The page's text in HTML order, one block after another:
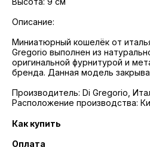
Описание:
Миниатюрный кошелёк от
Gregorio выполнен из
оригинальной фурнитурой и
бренда. Данная модель
Производитель: Di Gregorio,
Расположение производства:
Как купить
Оплата